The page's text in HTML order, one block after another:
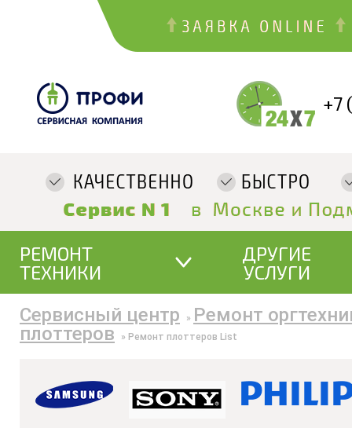
+7
РЕМОНТ
ТЕХНИКИ
ДРУГИЕ
УСЛУГИ
Сервисный центр » Ремонт
плоттеров
» Ремонт плоттеров List